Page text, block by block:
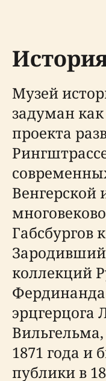
Музей
задуман
проекта
Габсбургов
коллекций
Фердинанда
эрцгерцога
1871 года и
публики в